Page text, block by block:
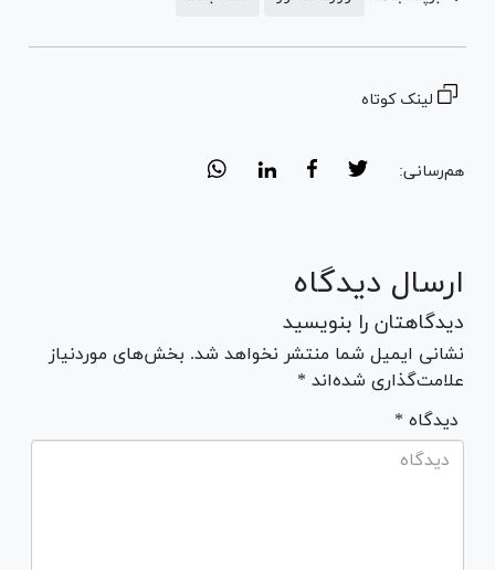
لینک کوتاه
هم‌رسانی:
ارسال دیدگاه
دیدگاهتان را بنویسید
نشانی ایمیل شما منتشر نخواهد شد. بخش‌های موردنیاز
علامت‌گذاری شده‌اند *
* دیدگاه